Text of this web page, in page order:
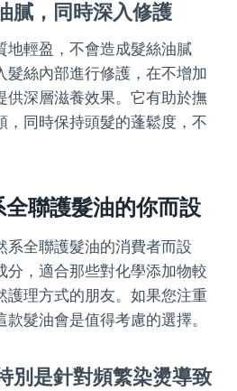
膩，同時深入修護
地輕盈，不會造成髮絲油膩
髮絲內部進行修護，在不增加
供深層滋養效果。它有助於撫
，同時保持頭髮的蓬鬆度，不
聯護髮油的你而設
系全聯護髮油的消費者而設
分，適合那些對化學添加物較
護理方式的朋友。如果您注重
髮油會是值得考慮的選擇。
別是針對頻繁染燙導致